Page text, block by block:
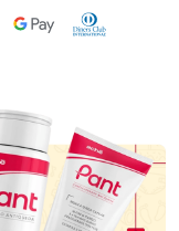
Google PayDiners Club